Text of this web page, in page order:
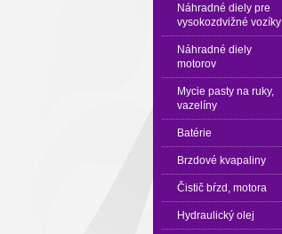
Náhradné diely pre
vysokozdvižné vozíky
Náhradné diely
motorov
Mycie pasty na ruky,
vazelíny
Batérie
Brzdové kvapaliny
Čistič bŕzd, motora
Hydraulický olej